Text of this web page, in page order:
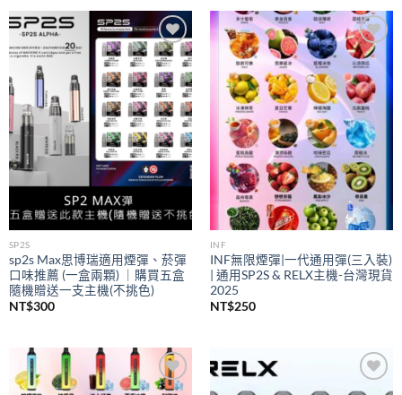
Add to
wishlist
SP2S
sp2s Max思博瑞適用煙彈、菸彈
口味推薦 (一盒兩顆) ｜購買五盒
隨機贈送一支主機(不挑色)
NT$300
Add to
wishlist
INF
INF無限煙彈|一代通用彈(三入裝)
| 通用SP2S & RELX主機-台灣現貨
2025
NT$250
Add to
Add to